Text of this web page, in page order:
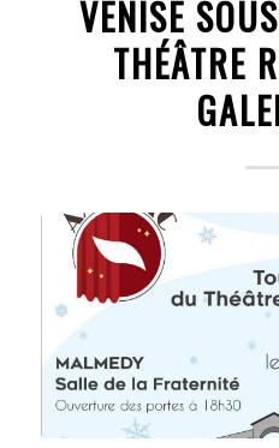
VENISE
THÉÂTRE